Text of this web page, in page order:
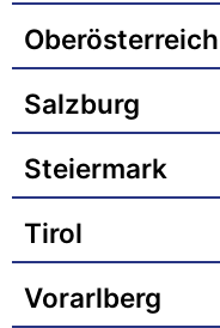
Oberösterreich
Salzburg
Steiermark
Tirol
Vorarlberg